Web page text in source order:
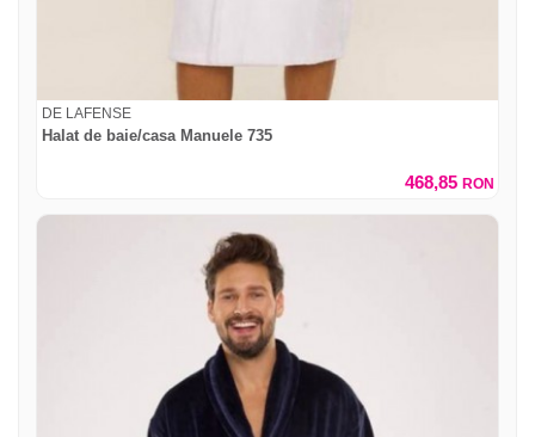
DE LAFENSE
Halat de baie/casa Manuele 735
468,85 RON